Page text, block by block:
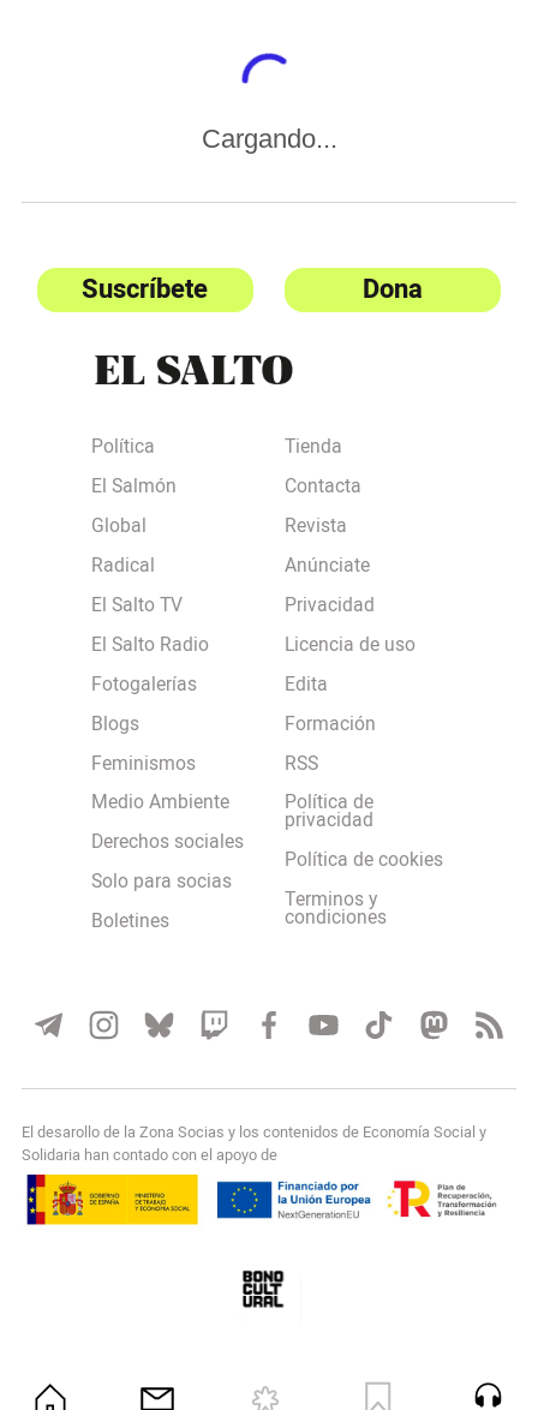
Cargando...
Suscríbete Dona
Política
El Salmón
Global
Radical
El Salto TV
El Salto Radio
Fotogalerías
Blogs
Feminismos
Medio Ambiente
Derechos sociales
Solo para socias
Boletines
Tienda
Contacta
Revista
Anúnciate
Privacidad
Licencia de uso
Edita
Formación
RSS
Política de
privacidad
Política de cookies
Terminos y
condiciones
El desarollo de la Zona Socias y los contenidos de Economía Social y
Solidaria han contado con el apoyo de